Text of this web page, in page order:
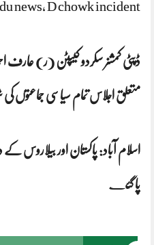
news, D chowk incident
ڈپٹی کمشنر سکردو کیپٹن (ر) عارف
متعلق اجلاس تمام سیاسی جماعتوں
اسلام آباد: پاکستان اور بیلاروس
پا گئے